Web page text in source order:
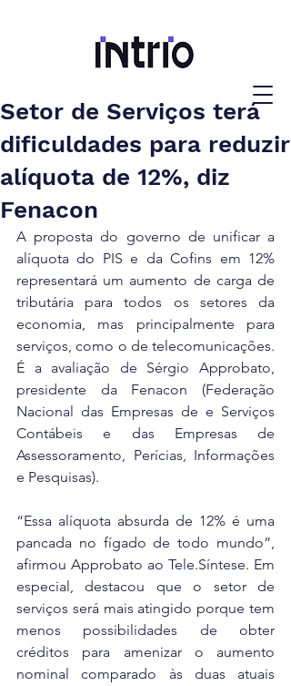
Setor de Serviços terá
dificuldades para reduzir
alíquota de 12%, diz
Fenacon
A proposta do governo de unificar a
alíquota do PIS e da Cofins em 12%
representará um aumento de carga de
tributária para todos os setores da
economia, mas principalmente para
serviços, como o de telecomunicações.
É a avaliação de Sérgio Approbato,
presidente da Fenacon (Federação
Nacional das Empresas de e Serviços
Contábeis e das Empresas de
Assessoramento, Perícias, Informações
e Pesquisas).
“Essa alíquota absurda de 12% é uma
pancada no fígado de todo mundo”,
afirmou Approbato ao Tele.Síntese. Em
especial, destacou que o setor de
serviços será mais atingido porque tem
menos possibilidades de obter
créditos para amenizar o aumento
nominal comparado às duas atuais